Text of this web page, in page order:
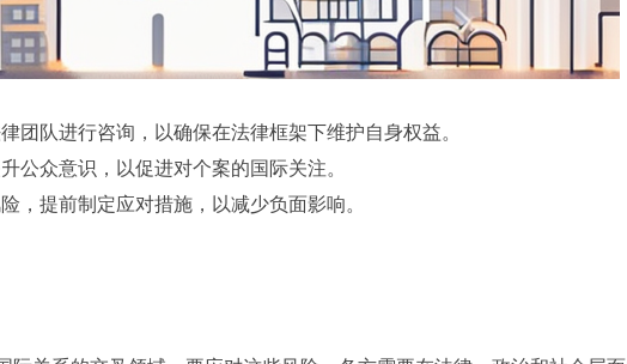
团队进行咨询，以确保在法律框架下维护自身权益。
公众意识，以促进对个案的国际关注。
，提前制定应对措施，以减少负面影响。